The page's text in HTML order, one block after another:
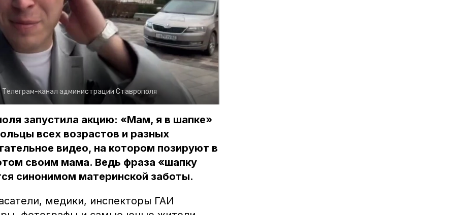
Телеграм-канал администрации Ставрополя
запустила акцию: «Мам, я в шапке»
всех возрастов и разных
видео, на котором позируют в
своим мама. Ведь фраза «шапку
синонимом материнской заботы.
медики, инспекторы ГАИ